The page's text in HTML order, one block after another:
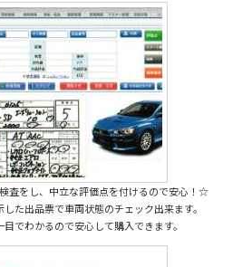
査をし、中立な評価点を付けるので安心！☆
た出品票で車両状態のチェック出来ます。
でわかるので安心して購入できます。